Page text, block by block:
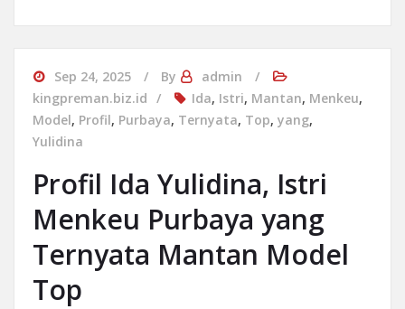
Sep 24, 2025 By
admin
kingpreman.biz.id
Ida, Istri, Mantan, Menkeu,
Model, Profil, Purbaya, Ternyata, Top, yang,
Yulidina
Profil Ida Yulidina, Istri
Menkeu Purbaya yang
Ternyata Mantan Model
Top